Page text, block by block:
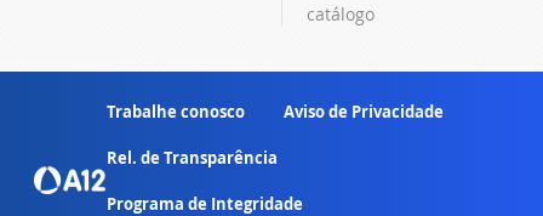
catálogo
Trabalhe conosco Aviso de Privacidade
Rel. de Transparência
Programa de Integridade